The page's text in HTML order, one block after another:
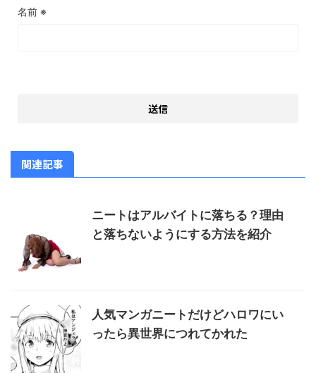
名前 ※
関連記事
ニートはアルバイトに落ちる？理由
と落ちないようにする方法を紹介
人気マンガニートだけどハロワにい
ったら異世界につれてかれた